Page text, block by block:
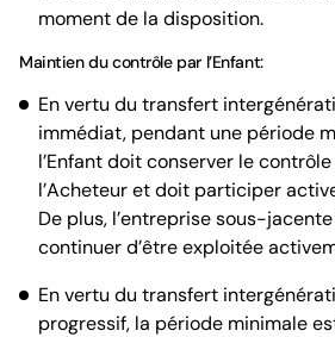
moment de la disposition.
Maintien du contrôle par l’Enfant:
En vertu du transfert
immédiat, pendant une période
l’Enfant doit conserver le
l’Acheteur et doit participer
De plus, l’entreprise sous-
continuer d’être exploitée
En vertu du transfert
progressif, la période minimale